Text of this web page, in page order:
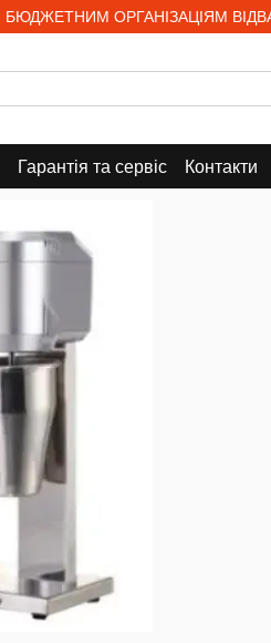
БЮДЖЕТНИМ ОРГАНІЗАЦІЯМ
Гарантія та сервіс Контакти